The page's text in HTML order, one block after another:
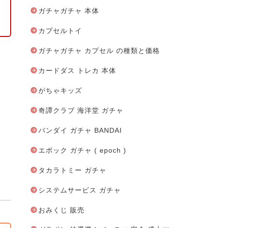
ガチャガチャ 本体
カプセルトイ
ガチャガチャ カプセル の種類と価格
カードダス トレカ 本体
がちゃキッズ
奇譚クラブ 海洋堂 ガチャ
バンダイ ガチャ BANDAI
エポック ガチャ ( epoch )
タカラトミー ガチャ
システムサービス ガチャ
おみくじ 販売